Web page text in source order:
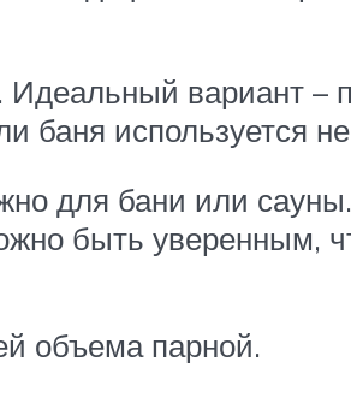
вариант –
баня используется
для бани или
быть уверенным,
объема парной.